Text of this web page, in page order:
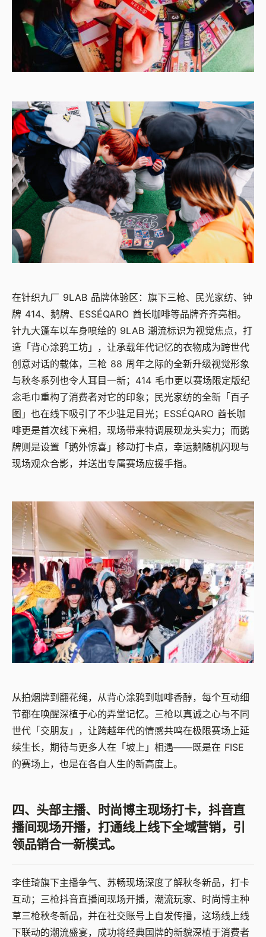
在针织九厂 9LAB 品牌体验区：旗下三枪、民光家纺、钟
牌 414、鹅牌、ESSÉQARO 酋长咖啡等品牌齐齐亮相。
针九大篷车以车身喷绘的 9LAB 潮流标识为视觉焦点，打
造「背心涂鸦工坊」，让承载年代记忆的衣物成为跨世代
创意对话的载体，三枪 88 周年之际的全新升级视觉形象
与秋冬系列也令人耳目一新；414 毛巾更以赛场限定版纪
念毛巾重构了消费者对它的印象；民光家纺的全新「百子
图」也在线下吸引了不少驻足目光；ESSÉQARO 酋长咖
啡更是首次线下亮相，现场带来特调展现龙头实力；而鹅
牌则是设置「鹅外惊喜」移动打卡点，幸运鹅随机闪现与
现场观众合影，并送出专属赛场应援手指。
从拍烟牌到翻花绳，从背心涂鸦到咖啡香醇，每个互动细
节都在唤醒深植于心的弄堂记忆。三枪以真诚之心与不同
世代「交朋友」，让跨越年代的情感共鸣在极限赛场上延
续生长，期待与更多人在「坡上」相遇——既是在 FISE
的赛场上，也是在各自人生的新高度上。
四、头部主播、时尚博主现场打卡，抖音直
播间现场开播，打通线上线下全域营销，引
领品销合一新模式。
李佳琦旗下主播争气、苏畅现场深度了解秋冬新品，打卡
互动；三枪抖音直播间现场开播，潮流玩家、时尚博主种
草三枪秋冬新品，并在社交账号上自发传播，这场线上线
下联动的潮流盛宴，成功将经典国牌的新貌深植于消费者